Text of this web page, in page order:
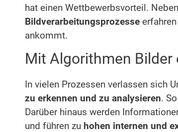
hat einen Wettbewerbsvorteil.
Bildverarbeitungsprozesse
ankommt.
Mit Algorithmen Bilder
In vielen Prozessen verlassen sich
zu erkennen und zu analysieren.
Darüber hinaus werden
und führen zu hohen internen und